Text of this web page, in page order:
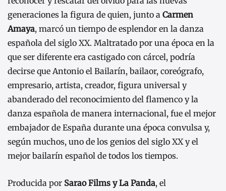
generaciones la figura de quien, junto a Carmen
Amaya, marcó un tiempo de esplendor en la danza
española del siglo XX. Maltratado por una época en la
que ser diferente era castigado con cárcel, podría
decirse que Antonio el Bailarín, bailaor, coreógrafo,
empresario, artista, creador, figura universal y
abanderado del reconocimiento del flamenco y la
danza española de manera internacional, fue el mejor
embajador de España durante una época convulsa y,
según muchos, uno de los genios del siglo XX y el
mejor bailarín español de todos los tiempos.
Producida por Sarao Films y La Panda, el